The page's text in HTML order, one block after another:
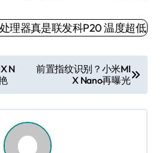
N
前置指纹识别？小米MI
X Nano再曝光